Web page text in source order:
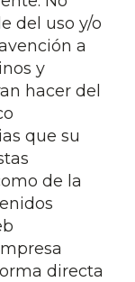
del uso y/o
a
y
hacer del
que su
de la
directa